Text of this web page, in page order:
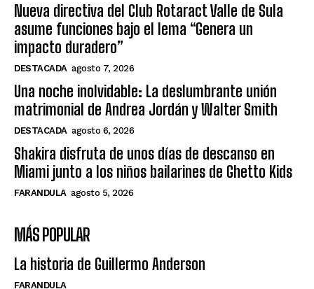
Nueva directiva del Club Rotaract Valle de Sula
asume funciones bajo el lema “Genera un
impacto duradero”
DESTACADA agosto 7, 2026
Una noche inolvidable: La deslumbrante unión
matrimonial de Andrea Jordán y Walter Smith
DESTACADA agosto 6, 2026
Shakira disfruta de unos días de descanso en
Miami junto a los niños bailarines de Ghetto Kids
FARANDULA agosto 5, 2026
MÁS POPULAR
La historia de Guillermo Anderson
FARANDULA